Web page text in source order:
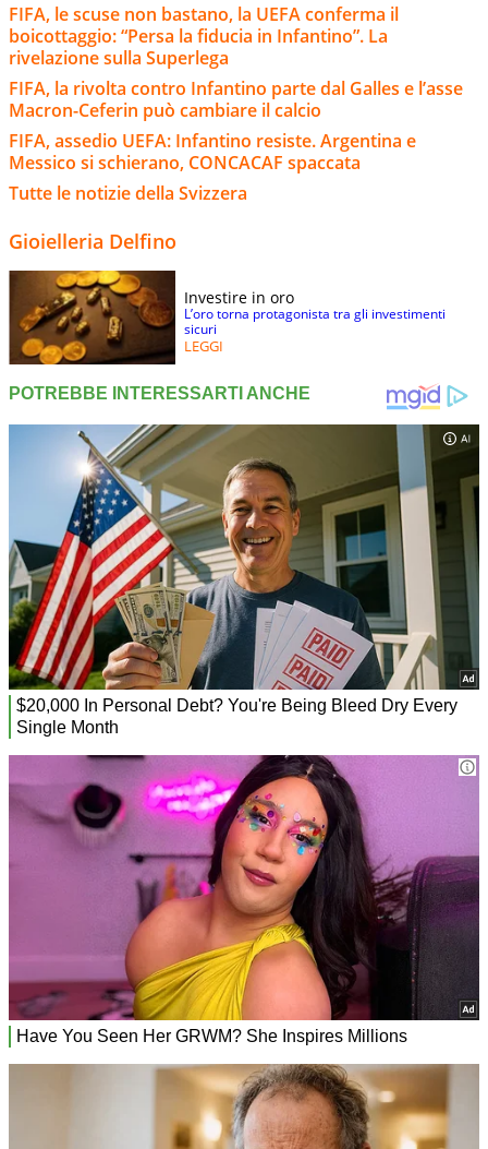
FIFA, le scuse non bastano, la UEFA conferma il
boicottaggio: “Persa la fiducia in Infantino”. La
rivelazione sulla Superlega
FIFA, la rivolta contro Infantino parte dal Galles e l’asse
Macron-Ceferin può cambiare il calcio
FIFA, assedio UEFA: Infantino resiste. Argentina e
Messico si schierano, CONCACAF spaccata
Tutte le notizie della Svizzera
Gioielleria Delfino
Investire in oro
L’oro torna protagonista tra gli investimenti
sicuri
LEGGI